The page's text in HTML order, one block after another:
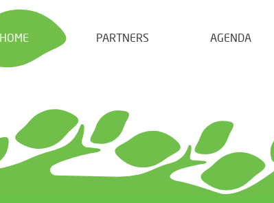
HOME PARTNERS AGENDA